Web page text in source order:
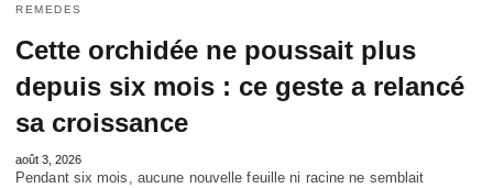
REMEDES
Cette orchidée ne poussait plus
depuis six mois : ce geste a relancé
sa croissance
août 3, 2026
Pendant six mois, aucune nouvelle feuille ni racine ne semblait